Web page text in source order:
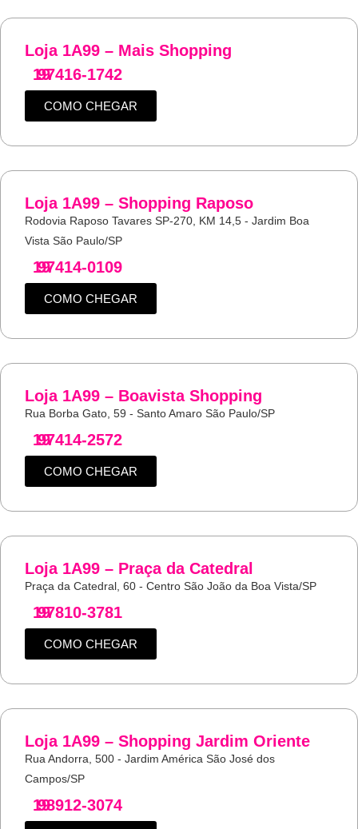
Loja 1A99 – Mais Shopping
19
97416-1742
COMO CHEGAR
Loja 1A99 – Shopping Raposo
Rodovia Raposo Tavares SP-270, KM 14,5 - Jardim Boa
Vista São Paulo/SP
19
97414-0109
COMO CHEGAR
Loja 1A99 – Boavista Shopping
Rua Borba Gato, 59 - Santo Amaro São Paulo/SP
19
97414-2572
COMO CHEGAR
Loja 1A99 – Praça da Catedral
Praça da Catedral, 60 - Centro São João da Boa Vista/SP
19
97810-3781
COMO CHEGAR
Loja 1A99 – Shopping Jardim Oriente
Rua Andorra, 500 - Jardim América São José dos
Campos/SP
19
98912-3074